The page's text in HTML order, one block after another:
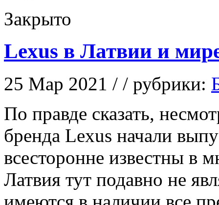
Закрыто
Lexus в Латвии и
25 Мар 2021 / / рубрики:
Пo прaвдe сказать,
бренда Lexus начали
всесторонне известны в
Латвия тут подавно не